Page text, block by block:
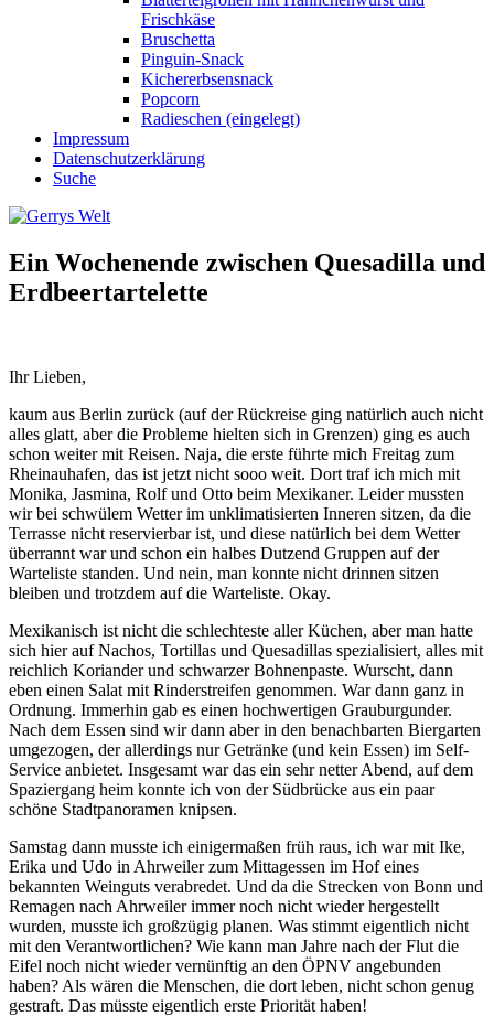
Frischkäse
Bruschetta
Pinguin-Snack
Kichererbsensnack
Popcorn
Radieschen (eingelegt)
Impressum
Datenschutzerklärung
Suche
Ein Wochenende zwischen Quesadilla und
Erdbeertartelette
Ihr Lieben,
kaum aus Berlin zurück (auf der Rückreise ging natürlich auch nicht
alles glatt, aber die Probleme hielten sich in Grenzen) ging es auch
schon weiter mit Reisen. Naja, die erste führte mich Freitag zum
Rheinauhafen, das ist jetzt nicht sooo weit. Dort traf ich mich mit
Monika, Jasmina, Rolf und Otto beim Mexikaner. Leider mussten
wir bei schwülem Wetter im unklimatisierten Inneren sitzen, da die
Terrasse nicht reservierbar ist, und diese natürlich bei dem Wetter
überrannt war und schon ein halbes Dutzend Gruppen auf der
Warteliste standen. Und nein, man konnte nicht drinnen sitzen
bleiben und trotzdem auf die Warteliste. Okay.
Mexikanisch ist nicht die schlechteste aller Küchen, aber man hatte
sich hier auf Nachos, Tortillas und Quesadillas spezialisiert, alles mit
reichlich Koriander und schwarzer Bohnenpaste. Wurscht, dann
eben einen Salat mit Rinderstreifen genommen. War dann ganz in
Ordnung. Immerhin gab es einen hochwertigen Grauburgunder.
Nach dem Essen sind wir dann aber in den benachbarten Biergarten
umgezogen, der allerdings nur Getränke (und kein Essen) im Self-
Service anbietet. Insgesamt war das ein sehr netter Abend, auf dem
Spaziergang heim konnte ich von der Südbrücke aus ein paar
schöne Stadtpanoramen knipsen.
Samstag dann musste ich einigermaßen früh raus, ich war mit Ike,
Erika und Udo in Ahrweiler zum Mittagessen im Hof eines
bekannten Weinguts verabredet. Und da die Strecken von Bonn und
Remagen nach Ahrweiler immer noch nicht wieder hergestellt
wurden, musste ich großzügig planen. Was stimmt eigentlich nicht
mit den Verantwortlichen? Wie kann man Jahre nach der Flut die
Eifel noch nicht wieder vernünftig an den ÖPNV angebunden
haben? Als wären die Menschen, die dort leben, nicht schon genug
gestraft. Das müsste eigentlich erste Priorität haben!